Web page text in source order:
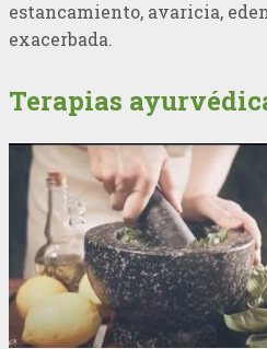
estancamiento, avaricia,
exacerbada.
Terapias